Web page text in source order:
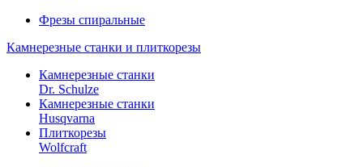
Фрезы спиральные
Камнерезные станки и плиткорезы
Камнерезные станки
Dr. Schulze
Камнерезные станки
Husqvarna
Плиткорезы
Wolfcraft